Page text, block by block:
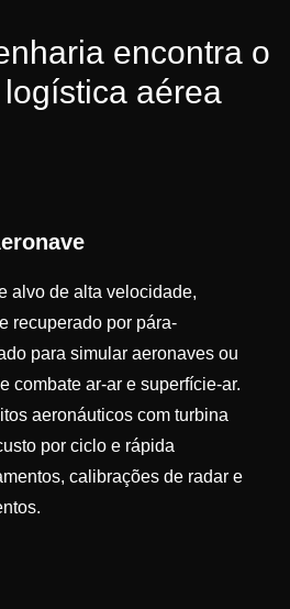
encontra o
aérea
alvo de alta velocidade,
recuperado por pára-
para simular aeronaves ou
combate ar-ar e superfície-ar.
aeronáuticos com turbina
por ciclo e rápida
calibrações de radar e